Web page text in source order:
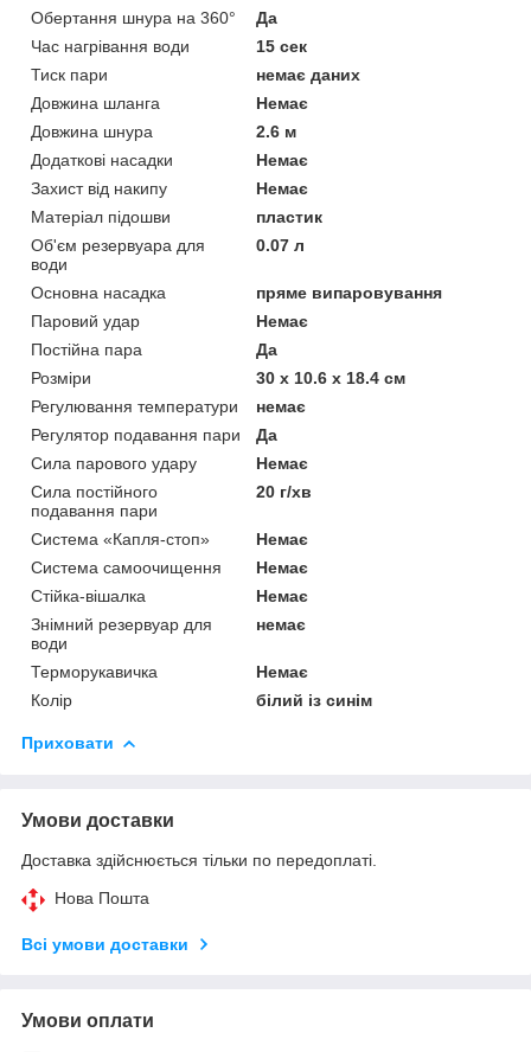
Обертання шнура на 360°
Да
Час нагрівання води
15 сек
Тиск пари
немає даних
Довжина шланга
Немає
Довжина шнура
2.6 м
Додаткові насадки
Немає
Захист від накипу
Немає
Матеріал підошви
пластик
Об'єм резервуара для
води
0.07 л
Основна насадка
пряме випаровування
Паровий удар
Немає
Постійна пара
Да
Розміри
30 x 10.6 x 18.4 см
Регулювання температури
немає
Регулятор подавання пари
Да
Сила парового удару
Немає
Сила постійного
подавання пари
20 г/хв
Система «Капля-стоп»
Немає
Система самоочищення
Немає
Стійка-вішалка
Немає
Знімний резервуар для
води
немає
Терморукавичка
Немає
Колір
білий із синім
Приховати
Умови доставки
Доставка здійснюється тільки по передоплаті.
Нова Пошта
Всі умови доставки
Умови оплати